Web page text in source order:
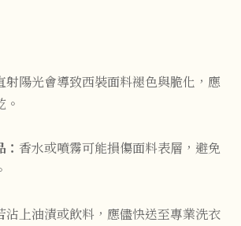
射陽光會導致西裝面料褪色與脆化，應
香水或噴霧可能損傷面料表層，避免
沾上油漬或飲料，應儘快送至專業洗衣